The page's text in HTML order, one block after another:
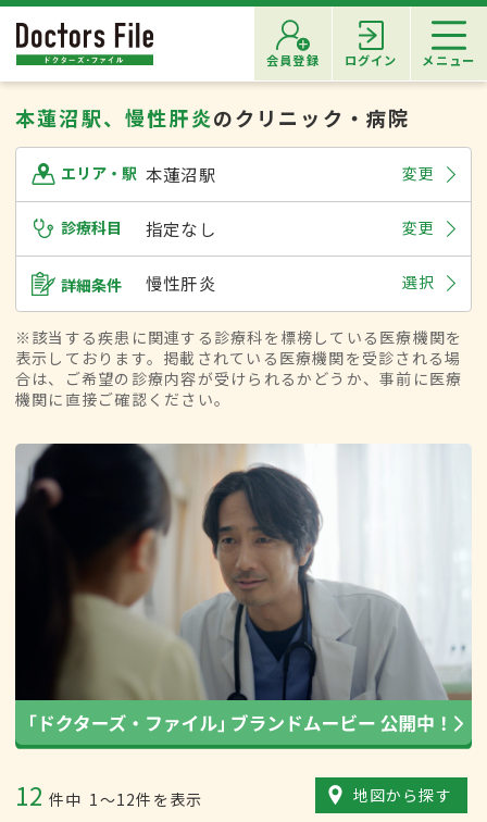
会員登録 ログイン メニュー
本蓮沼駅、慢性肝炎のクリニック・病院
エリア・駅 本蓮沼駅 変更
診療科目 指定なし 変更
詳細条件 慢性肝炎 選択
※該当する疾患に関連する診療科を標榜している医療機関を
表示しております。掲載されている医療機関を受診される場
合は、ご希望の診療内容が受けられるかどうか、事前に医療
機関に直接ご確認ください。
12 件中 1〜12件を表示 地図から探す